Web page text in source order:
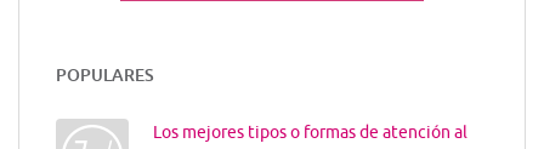
POPULARES
Los mejores tipos o formas de atención al